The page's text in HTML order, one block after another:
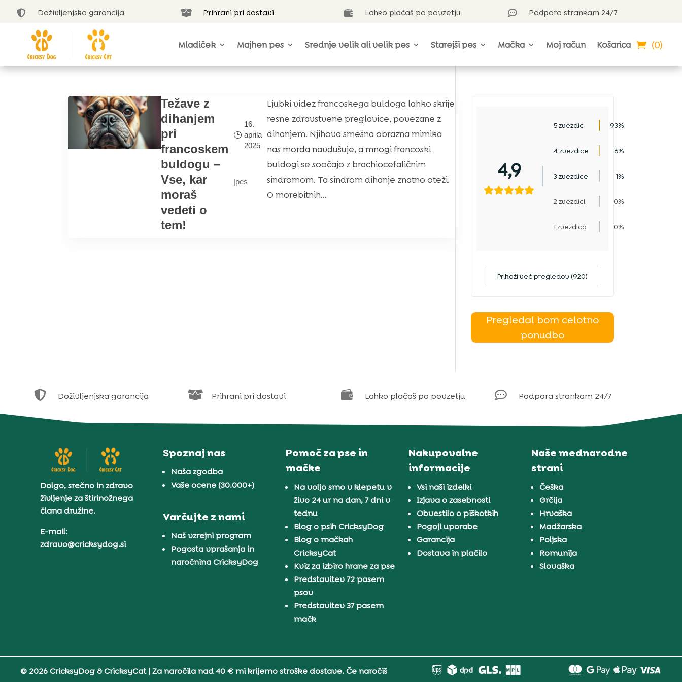
 Doživljenjska garancija  Prihrani pri dostavi  Lahko plačaš po povzetju  Podpora strankam 24/7
Mladiček Majhen pes Srednje velik ali velik pes Starejši pes Mačka Moj račun Košarica (0)
Težave z
dihanjem
pri
francoskem
buldogu –
Vse, kar
moraš
vedeti o
tem!
16.
aprila
2025
|pes
Ljubki videz francoskega buldoga lahko skrije
resne zdravstvene preglavice, povezane z
dihanjem. Njihova smešna obrazna mimika
nas morda navdušuje, a mnogi francoski
buldogi se soočajo z brachiocefaličnim
sindromom. Ta sindrom dihanje znatno oteži.
O morebitnih...
4,9
5 zvezdic 93%
4 zvezdice 6%
3 zvezdice 1%
2 zvezdici 0%
1 zvezdica 0%
Prikaži več pregledov (920)
Pregledal bom celotno
ponudbo
 Doživljenjska garancija  Prihrani pri dostavi  Lahko plačaš po povzetju  Podpora strankam 24/7
Dolgo, srečno in zdravo
življenje za štirinožnega
člana družine.
E-mail:
zdravo@cricksydog.si
Spoznaj nas
Naša zgodba
Vaše ocene (30.000+)
Varčujte z nami
Naš vzrejni program
Pogosta vprašanja in
naročnina CricksyDog
Pomoč za pse in
mačke
Na voljo smo v klepetu v
živo 24 ur na dan, 7 dni v
tednu
Blog o psih CricksyDog
Blog o mačkah
CricksyCat
Kviz za izbiro hrane za pse
Predstavitev 72 pasem
psov
Predstavitev 37 pasem
mačk
Nakupovalne
informacije
Vsi naši izdelki
Izjava o zasebnosti
Obvestilo o piškotkih
Pogoji uporabe
Garancija
Dostava in plačilo
Naše mednarodne
strani
Češka
Grčija
Hrvaška
Madžarska
Poljska
Romunija
Slovaška
© 2026 CricksyDog & CricksyCat| Za naročila nad 40 € mi krijemo stroške dostave. Če naročiš